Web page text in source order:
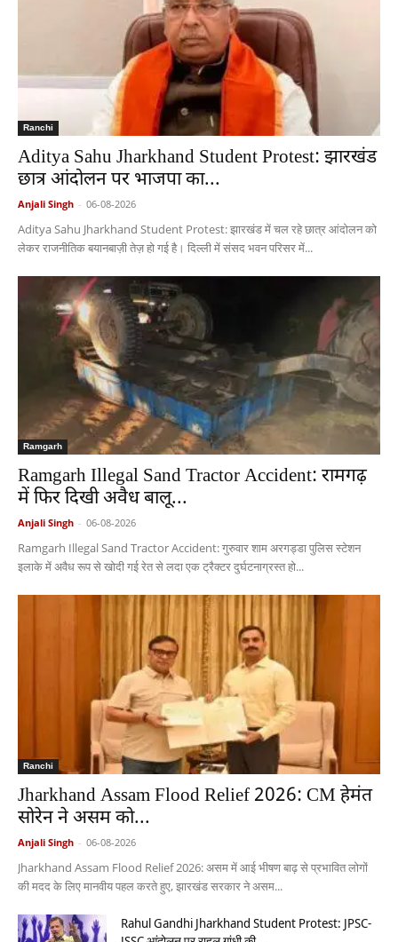
Ranchi
Aditya Sahu Jharkhand Student Protest: झारखंड
छात्र आंदोलन पर भाजपा का...
Anjali Singh - 06-08-2026
Aditya Sahu Jharkhand Student Protest: झारखंड में चल रहे छात्र आंदोलन को
लेकर राजनीतिक बयानबाज़ी तेज़ हो गई है। दिल्ली में संसद भवन परिसर में...
Ramgarh
Ramgarh Illegal Sand Tractor Accident: रामगढ़
में फिर दिखी अवैध बालू...
Anjali Singh - 06-08-2026
Ramgarh Illegal Sand Tractor Accident: गुरुवार शाम अरगड्डा पुलिस स्टेशन
इलाके में अवैध रूप से खोदी गई रेत से लदा एक ट्रैक्टर दुर्घटनाग्रस्त हो...
Ranchi
Jharkhand Assam Flood Relief 2026: CM हेमंत
सोरेन ने असम को...
Anjali Singh - 06-08-2026
Jharkhand Assam Flood Relief 2026: असम में आई भीषण बाढ़ से प्रभावित लोगों
की मदद के लिए मानवीय पहल करते हुए, झारखंड सरकार ने असम...
Rahul Gandhi Jharkhand Student Protest: JPSC-